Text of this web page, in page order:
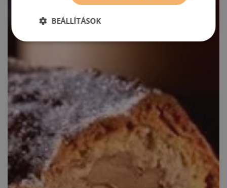
BEÁLLÍTÁSOK